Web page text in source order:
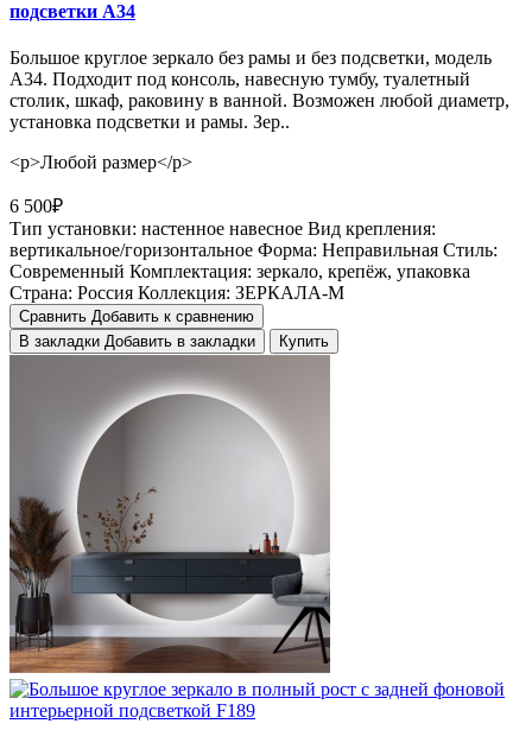
подсветки А34
Большое круглое зеркало без рамы и без подсветки, модель
А34. Подходит под консоль, навесную тумбу, туалетный
столик, шкаф, раковину в ванной. Возможен любой диаметр,
установка подсветки и рамы. Зер..
<p>Любой размер</p>
6 500₽
Тип установки: настенное навесное Вид крепления:
вертикальное/горизонтальное Форма: Неправильная Стиль:
Cовременный Комплектация: зеркало, крепёж, упаковка
Страна: Россия Коллекция: ЗЕРКАЛА-М
Сравнить Добавить к сравнению
В закладки Добавить в закладки Купить